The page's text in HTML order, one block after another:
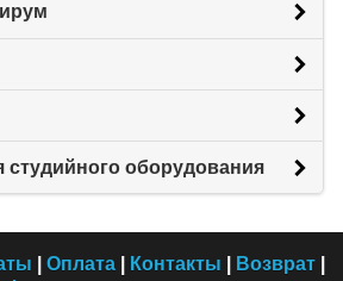
студийного оборудования
Оплата| Контакты Возврат|